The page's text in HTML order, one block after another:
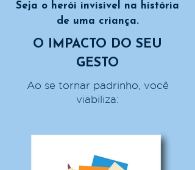
Seja o herói invisivel na história
de uma criança.
O IMPACTO DO SEU
GESTO
Ao se tornar padrinho, você
viabiliza: